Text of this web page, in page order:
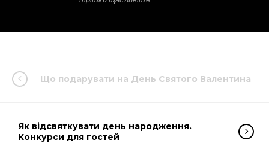
Що подарувати на День Святого Валентина
Як відсвяткувати день народження.
Конкурси для гостей